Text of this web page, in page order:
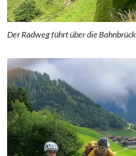
Der Radweg führt über die